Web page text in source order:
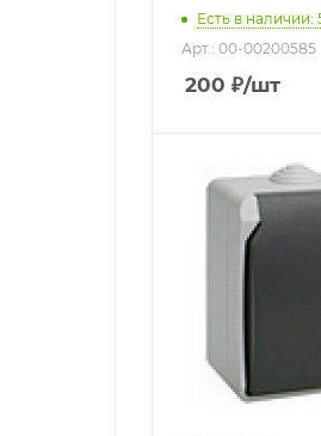
Есть в наличии:
Арт.: 00-00200585
200 ₽/шт